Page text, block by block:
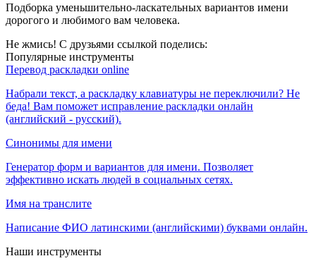
Подборка уменьшительно-ласкательных вариантов имени
дорогого и любимого вам человека.
Не жмись! С друзьями ссылкой поделись:
Популярные инструменты
Перевод раскладки online
Набрали текст, а раскладку клавиатуры не переключили? Не
беда! Вам поможет исправление раскладки онлайн
(английский - русский).
Синонимы для имени
Генератор форм и вариантов для имени. Позволяет
эффективно искать людей в социальных сетях.
Имя на транслите
Написание ФИО латинскими (английскими) буквами онлайн.
Наши инструменты